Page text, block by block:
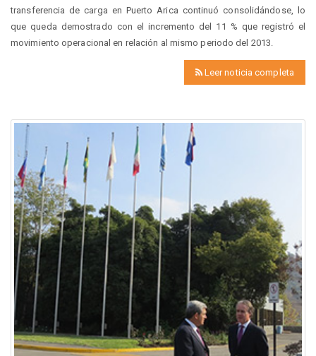
transferencia de carga en Puerto Arica continuó consolidándose, lo
que queda demostrado con el incremento del 11 % que registró el
movimiento operacional en relación al mismo periodo del 2013.
Leer noticia completa